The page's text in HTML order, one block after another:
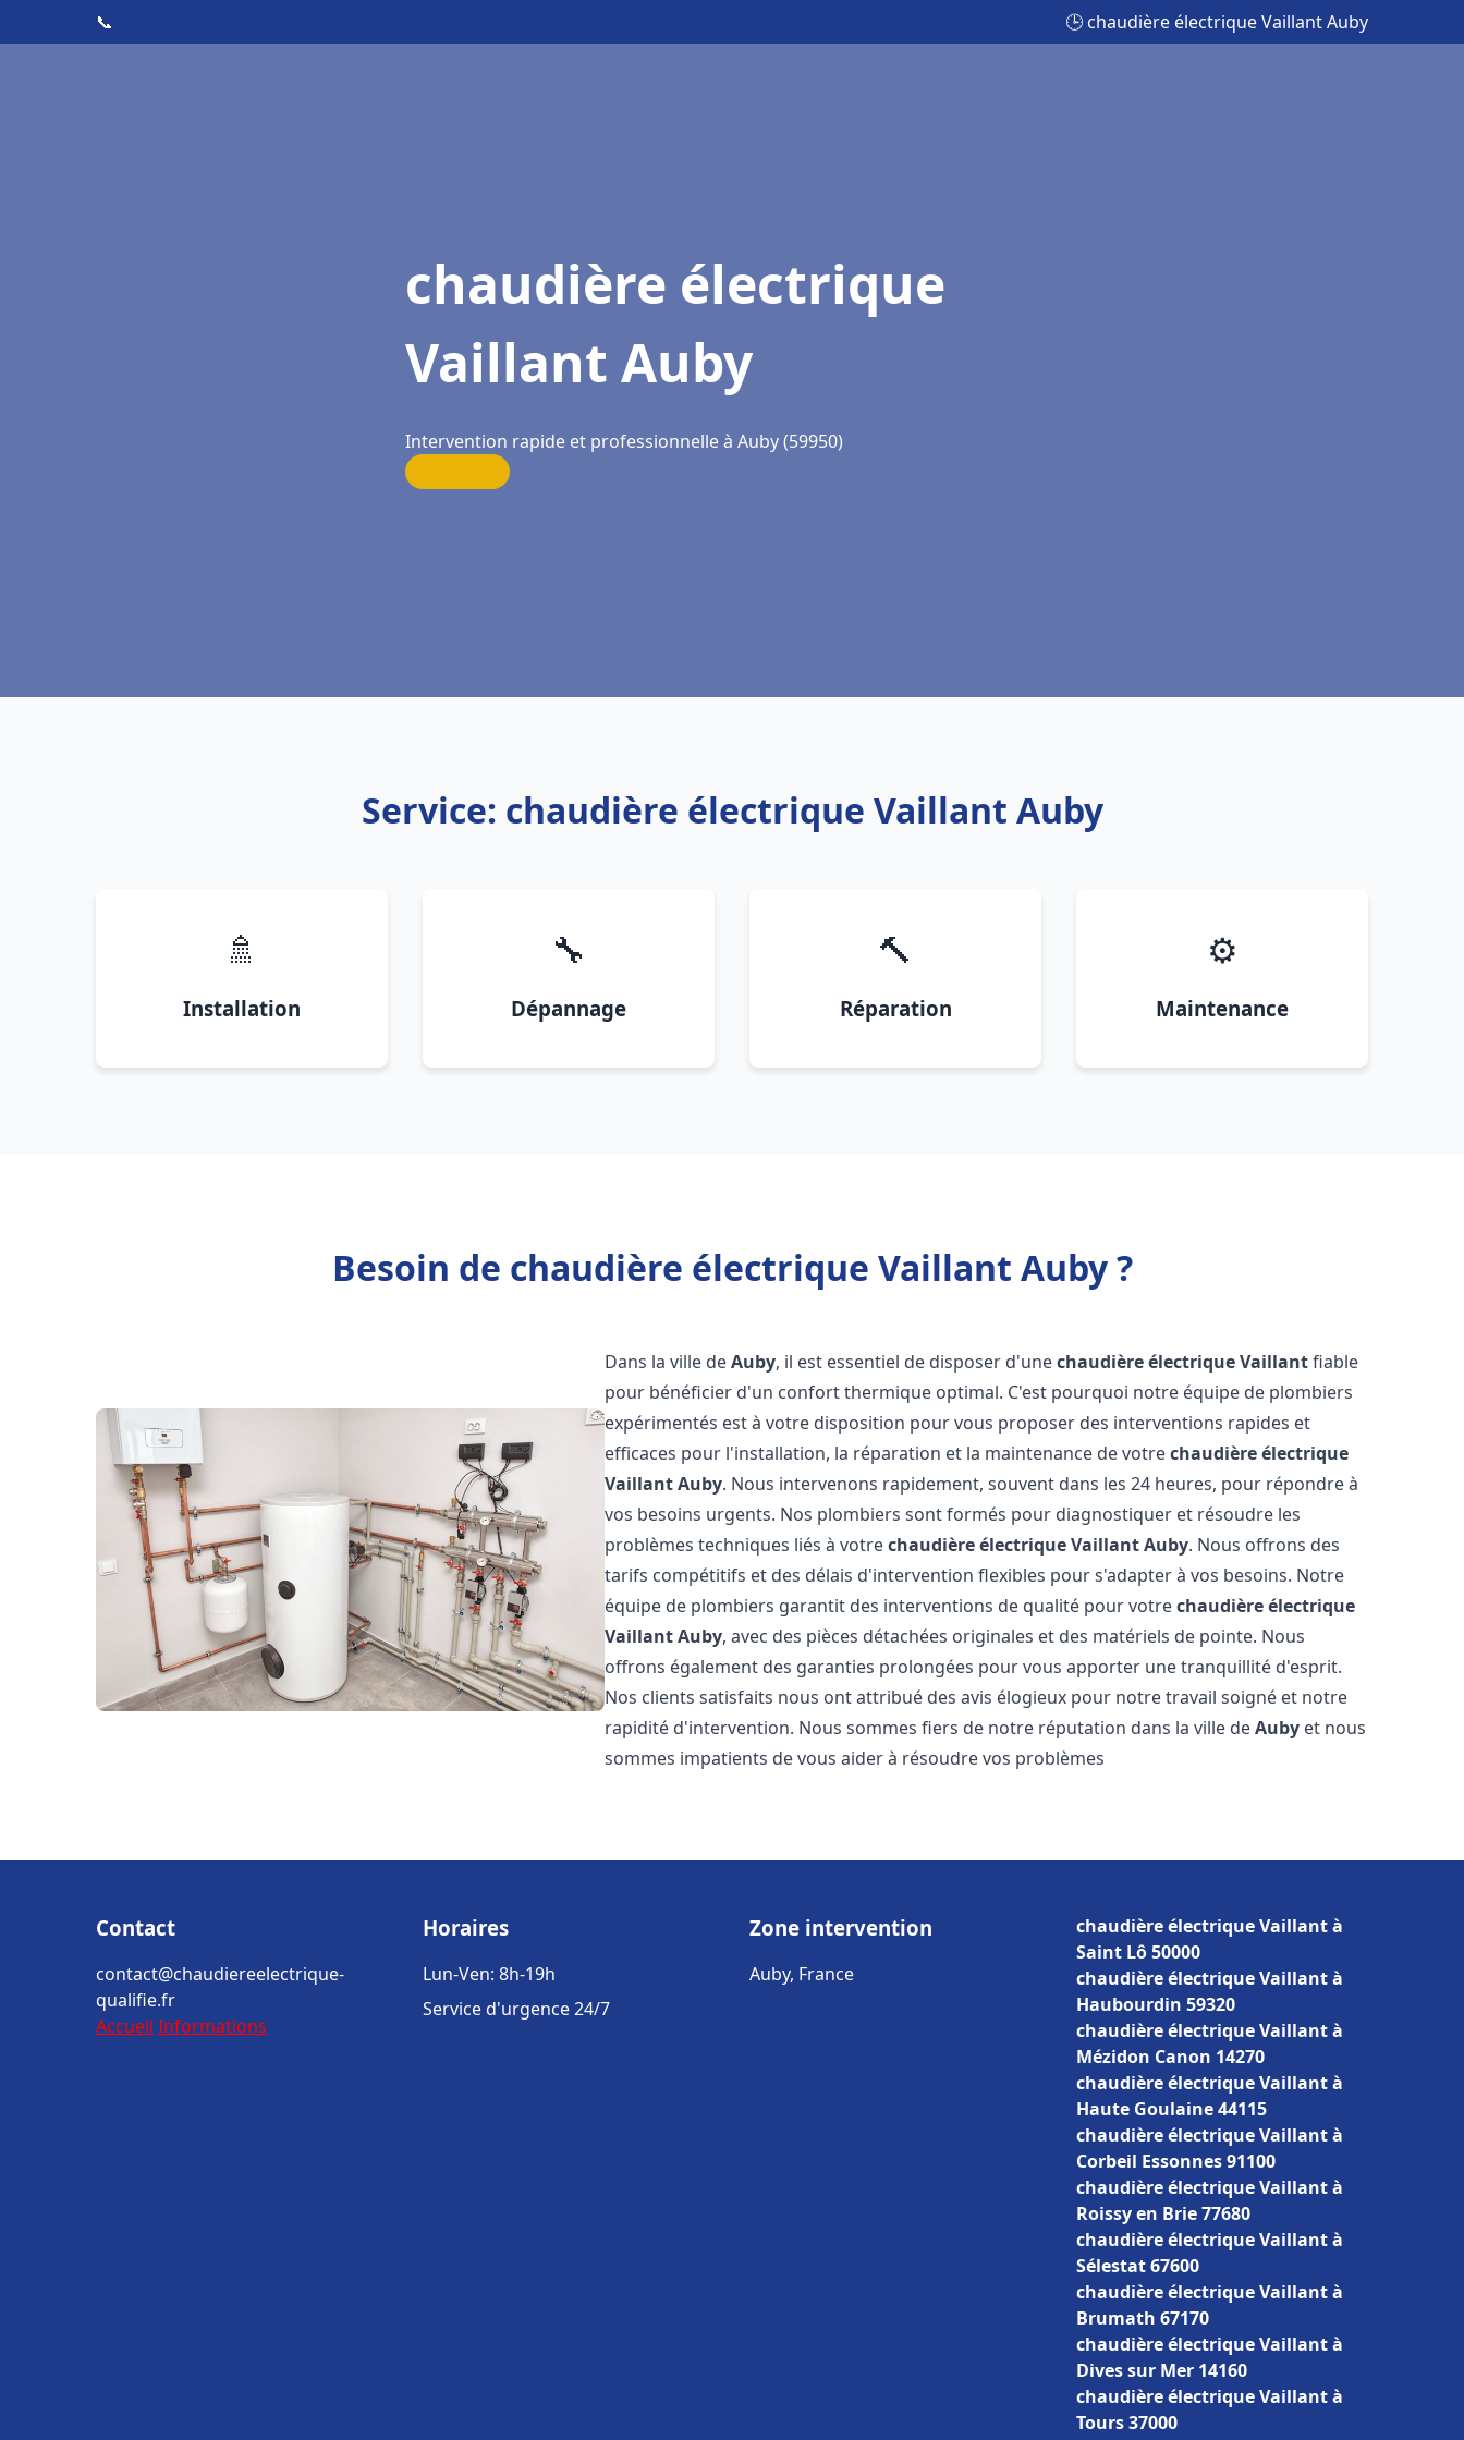
📞 🕒 chaudière électrique Vaillant Auby
chaudière électrique
Vaillant Auby
Intervention rapide et professionnelle à Auby (59950)
Service: chaudière électrique Vaillant Auby
🚿
Installation
🔧
Dépannage
🔨
Réparation
⚙️
Maintenance
Besoin de chaudière électrique Vaillant Auby ?
Dans la ville deAuby, il est essentiel de disposer d'unechaudière électrique Vaillantfiable
pour bénéficier d'un confort thermique optimal. C'est pourquoi notre équipe de plombiers
expérimentés est à votre disposition pour vous proposer des interventions rapides et
efficaces pour l'installation, la réparation et la maintenance de votrechaudière électrique
VaillantAuby. Nous intervenons rapidement, souvent dans les 24 heures, pour répondre à
vos besoins urgents. Nos plombiers sont formés pour diagnostiquer et résoudre les
problèmes techniques liés à votrechaudière électrique VaillantAuby. Nous offrons des
tarifs compétitifs et des délais d'intervention flexibles pour s'adapter à vos besoins. Notre
équipe de plombiers garantit des interventions de qualité pour votrechaudière électrique
VaillantAuby, avec des pièces détachées originales et des matériels de pointe. Nous
offrons également des garanties prolongées pour vous apporter une tranquillité d'esprit.
Nos clients satisfaits nous ont attribué des avis élogieux pour notre travail soigné et notre
rapidité d'intervention. Nous sommes fiers de notre réputation dans la ville deAuby et nous
sommes impatients de vous aider à résoudre vos problèmes
Contact
contact@chaudiereelectrique-
qualifie.fr
Accueil Informations
Horaires
Lun-Ven: 8h-19h
Service d'urgence 24/7
Zone intervention
Auby, France
chaudière électrique Vaillant à
Saint Lô 50000
chaudière électrique Vaillant à
Haubourdin 59320
chaudière électrique Vaillant à
Mézidon Canon 14270
chaudière électrique Vaillant à
Haute Goulaine 44115
chaudière électrique Vaillant à
Corbeil Essonnes 91100
chaudière électrique Vaillant à
Roissy en Brie 77680
chaudière électrique Vaillant à
Sélestat 67600
chaudière électrique Vaillant à
Brumath 67170
chaudière électrique Vaillant à
Dives sur Mer 14160
chaudière électrique Vaillant à
Tours 37000